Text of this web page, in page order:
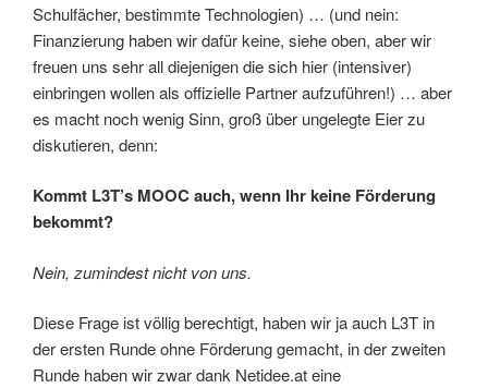
Schulfächer, bestimmte Technologien) … (und nein:
Finanzierung haben wir dafür keine, siehe oben, aber wir
freuen uns sehr all diejenigen die sich hier (intensiver)
einbringen wollen als offizielle Partner aufzuführen!) … aber
es macht noch wenig Sinn, groß über ungelegte Eier zu
diskutieren, denn:
Kommt L3T’s MOOC auch, wenn Ihr keine Förderung
bekommt?
Nein, zumindest nicht von uns.
Diese Frage ist völlig berechtigt, haben wir ja auch L3T in
der ersten Runde ohne Förderung gemacht, in der zweiten
Runde haben wir zwar dank Netidee.at eine